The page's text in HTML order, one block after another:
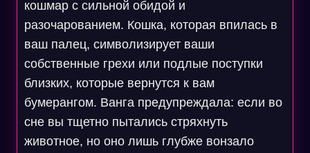
кошмар с сильной обидой и
разочарованием. Кошка, которая впилась в
ваш палец, символизирует ваши
собственные грехи или подлые поступки
близких, которые вернутся к вам
бумерангом. Ванга предупреждала: если во
сне вы тщетно пытались стряхнуть
животное, но оно лишь глубже вонзало